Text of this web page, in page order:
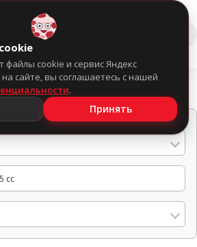
125 cc
файлы cookie и сервис Яндекс
сайте, вы соглашаетесь с нашей
.
Принять